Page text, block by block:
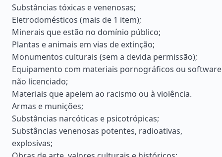
Substâncias tóxicas e venenosas;
Eletrodomésticos (mais de 1 item);
Minerais que estão no domínio público;
Plantas e animais em vias de extinção;
Monumentos culturais (sem a devida permissão);
Equipamento com materiais pornográficos ou software
não licenciado;
Materiais que apelem ao racismo ou à violência.
Armas e munições;
Substâncias narcóticas e psicotrópicas;
Substâncias venenosas potentes, radioativas,
explosivas;